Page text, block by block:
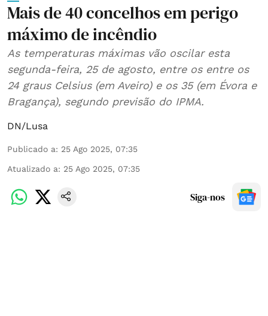
Mais de 40 concelhos em perigo
máximo de incêndio
As temperaturas máximas vão oscilar esta
segunda-feira, 25 de agosto, entre os entre os
24 graus Celsius (em Aveiro) e os 35 (em Évora e
Bragança), segundo previsão do IPMA.
DN/Lusa
Publicado a: 25 Ago 2025, 07:35
Atualizado a: 25 Ago 2025, 07:35
Siga-nos